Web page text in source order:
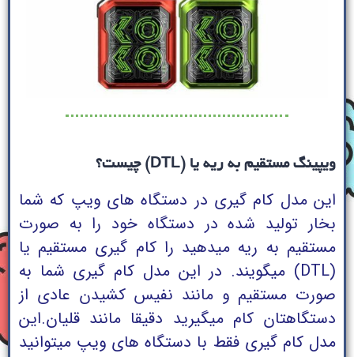
ویپینگ مستقیم به ریه یا (DTL) چیست؟
این مدل کام گیری در دستگاه های ویپ که شما
بخار تولید شده در دستگاه خود را به صورت
مستقیم به ریه میدهید را کام گیری مستقیم یا
(DTL) میگویند. در این مدل کام گیری شما به
صورت مستقیم و مانند نفیس کشیدن عادی از
دستگاهتان کام میگیرید دقیقا مانند قلیان.این
مدل کام گیری فقط با دستگاه های ویپ میتوانید